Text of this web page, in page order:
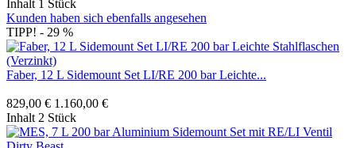
Inhalt 1 Stück
Kunden haben sich ebenfalls angesehen
TIPP! - 29 %
Faber, 12 L Sidemount Set LI/RE 200 bar Leichte...
829,00 € 1.160,00 €
Inhalt 2 Stück